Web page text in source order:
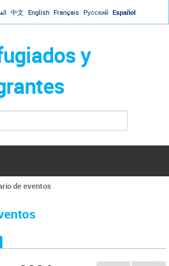
Jump to navigation
中文 English Français Русский Español
y
de eventos